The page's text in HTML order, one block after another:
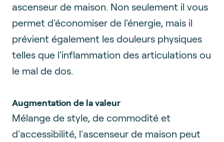
ascenseur de maison. Non seulement il vous
permet d'économiser de l'énergie, mais il
prévient également les douleurs physiques
telles que l'inflammation des articulations ou
le mal de dos.
Augmentation de la valeur
Mélange de style, de commodité et
d'accessibilité, l'ascenseur de maison peut